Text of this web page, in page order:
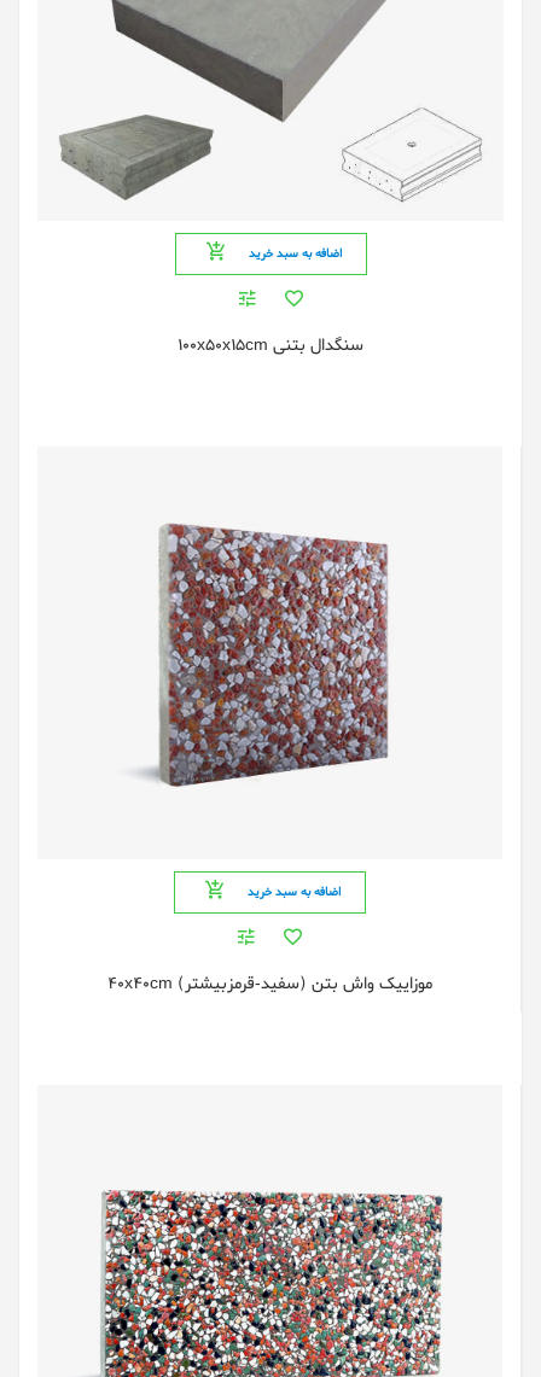
اضافه به سبد خرید
سنگدال بتنی 100x50x15cm
اضافه به سبد خرید
موزایيک واش بتن (سفید-قرمزبیشتر) 40x40cm